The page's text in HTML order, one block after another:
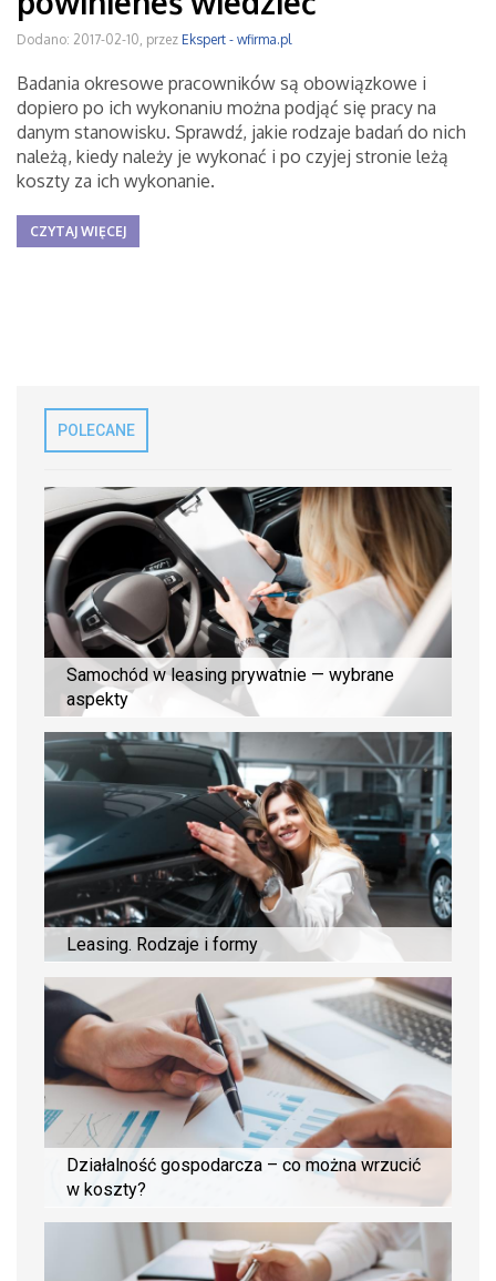
Dodano: 2017-02-10, przez Ekspert - wfirma.pl
Badania okresowe pracowników są obowiązkowe i
dopiero po ich wykonaniu można podjąć się pracy na
danym stanowisku. Sprawdź, jakie rodzaje badań do nich
należą, kiedy należy je wykonać i po czyjej stronie leżą
koszty za ich wykonanie.
CZYTAJ WIĘCEJ
POLECANE
Samochód w leasing prywatnie — wybrane
aspekty
Leasing. Rodzaje i formy
Działalność gospodarcza – co można wrzucić
w koszty?